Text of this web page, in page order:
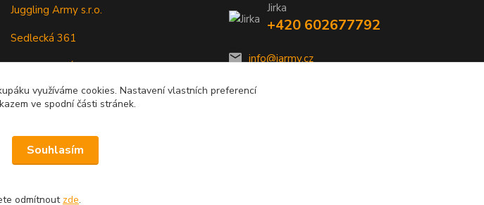
Juggling Army s.r.o.
Sedlecká 361
28401 Kutná Hora
Jirka
+420 602677792
info@jarmy.cz
využíváme cookies. Nastavení vlastních preferencí
ve spodní části stránek.
Souhlasím
odmítnout zde.